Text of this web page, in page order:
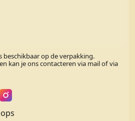
beschikbaar op de verpakking.
kan je ons contacteren via mail of via